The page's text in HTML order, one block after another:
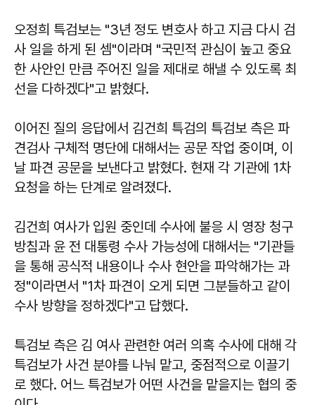
오정희 특검보는 "3년 정도 변호사 하고 지금 다시 검
사 일을 하게 된 셈"이라며 "국민적 관심이 높고 중요
한 사안인 만큼 주어진 일을 제대로 해낼 수 있도록 최
선을 다하겠다"고 밝혔다.
이어진 질의 응답에서 김건희 특검의 특검보 측은 파
견검사 구체적 명단에 대해서는 공문 작업 중이며, 이
날 파견 공문을 보낸다고 밝혔다. 현재 각 기관에 1차
요청을 하는 단계로 알려졌다.
김건희 여사가 입원 중인데 수사에 불응 시 영장 청구
방침과 윤 전 대통령 수사 가능성에 대해서는 "기관들
을 통해 공식적 내용이나 수사 현안을 파악해가는 과
정"이라면서 "1차 파견이 오게 되면 그분들하고 같이
수사 방향을 정하겠다"고 답했다.
특검보 측은 김 여사 관련한 여러 의혹 수사에 대해 각
특검보가 사건 분야를 나눠 맡고, 중점적으로 이끌기
로 했다. 어느 특검보가 어떤 사건을 맡을지는 협의 중